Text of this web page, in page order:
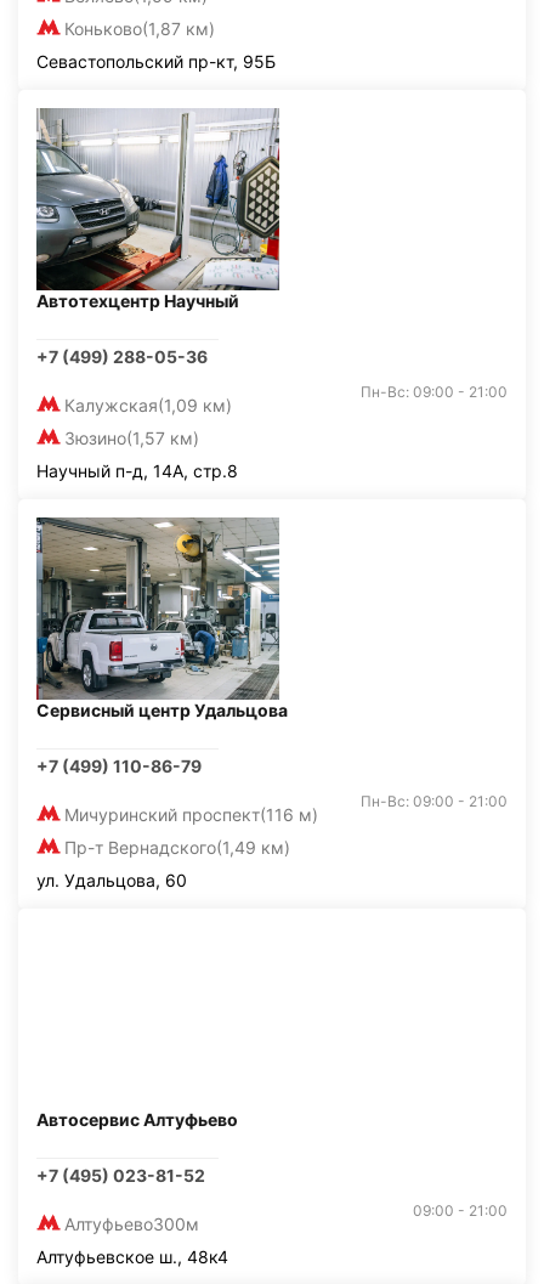
Коньково(1,87 км)
Севастопольский пр-кт, 95Б
Автотехцентр Научный
+7 (499) 288-05-36
Калужская(1,09 км)
Зюзино(1,57 км)
Пн-Вс: 09:00 - 21:00
Научный п-д, 14А, стр.8
Сервисный центр Удальцова
+7 (499) 110-86-79
Мичуринский проспект(116 м)
Пр-т Вернадского(1,49 км)
Пн-Вс: 09:00 - 21:00
ул. Удальцова, 60
Автосервис Алтуфьево
+7 (495) 023-81-52
Алтуфьево300м
09:00 - 21:00
Алтуфьевское ш., 48к4